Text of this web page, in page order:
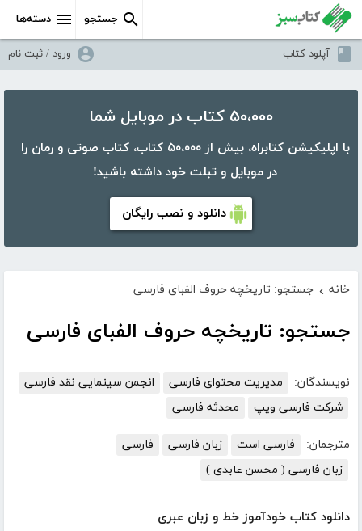
دسته‌ها جستجو
آپلود کتاب ورود / ثبت نام
۵۰،۰۰۰ کتاب در موبایل شما
با اپلیکیشن کتابراه، بیش از ۵۰،۰۰۰ کتاب، کتاب صوتی و رمان را
در موبایل و تبلت خود داشته باشید!
دانلود و نصب رایگان
خانه › جستجو: تاریخچه حروف الفبای فارسی
جستجو: تاریخچه حروف الفبای فارسی
نویسندگان: مدیریت محتوای فارسی
انجمن سینمایی نقد فارسی
شرکت فارسی ویپ
محدثه فارسی
مترجمان: فارسی است زبان فارسی
فارسی
زبان فارسی ( محسن عابدی )
دانلود کتاب خودآموز خط و زبان عبری